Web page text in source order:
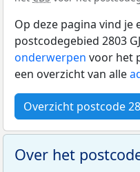
Op deze pagina vind je
postcodegebied 2803
onderwerpen voor het
een overzicht van alle
Overzicht postcode
Over het